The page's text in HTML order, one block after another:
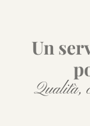
Un
Qualità,